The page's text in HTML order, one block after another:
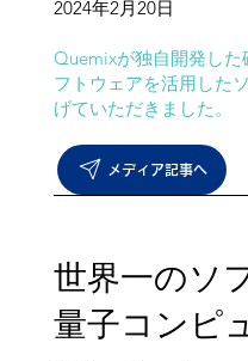
​2024年2月20日
Quemixが独自開発し
フトウェアを活用した
げていただきました。
メディア記事へ
世界一のソ
量子コンピ